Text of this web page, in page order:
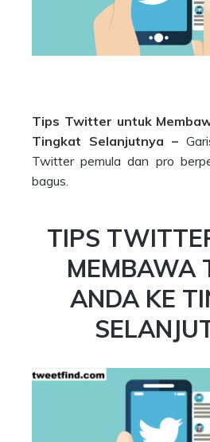
Tips Twitter untuk
Tingkat Selanjutnya –
Twitter pemula dan pro
bagus.
TIPS
MEMBAWA
ANDA KE